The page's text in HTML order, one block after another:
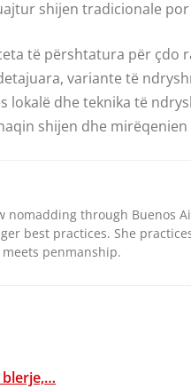
shijen tradicionale
të përshtatura për çdo
variante të
dhe teknika të
shijen dhe
through Buenos
best practices. She
penmanship.
blerje,…